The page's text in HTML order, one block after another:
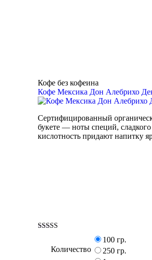
Кофе без кофеина
Кофе Мексика Дон Алебрихо
Сертифицированный
букете — ноты специй,
кислотность придают напитку
Количество
100 гр.
250 гр.